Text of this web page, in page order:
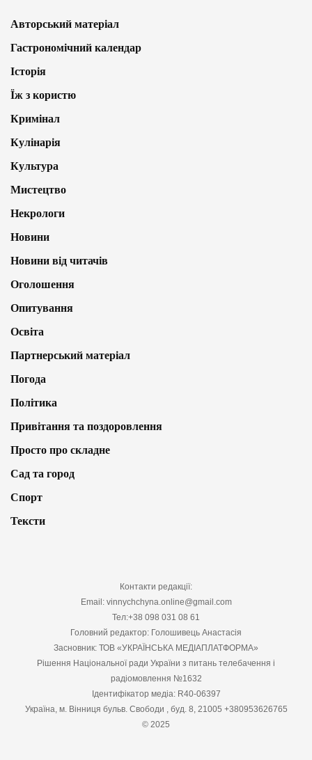
Авторський матеріал
Гастрономічний календар
Історія
Їж з користю
Кримінал
Кулінарія
Культура
Мистецтво
Некрологи
Новини
Новини від читачів
Оголошення
Опитування
Освіта
Партнерський матеріал
Погода
Політика
Привітання та поздоровлення
Просто про складне
Сад та город
Спорт
Тексти
Контакти редакції:
Email: vinnychchyna.online@gmail.com
Тел:+38 098 031 08 61
Головний редактор: Голошивець Анастасія
Засновник: ТОВ «УКРАЇНСЬКА МЕДІАПЛАТФОРМА»
Рішення Національної ради України з питань телебачення і
радіомовлення №1632
Ідентифікатор медіа: R40-06397
Україна, м. Вінниця бульв. Свободи , буд. 8, 21005 +380953626765
© 2025